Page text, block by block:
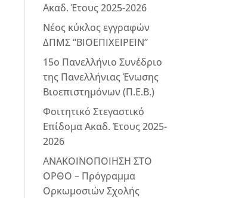
Ακαδ. Έτους 2025-2026
Νέος κύκλος εγγραφών
ΔΠΜΣ “ΒΙΟΕΠΙΧΕΙΡΕΙΝ”
15ο Πανελλήνιο Συνέδριο
της Πανελλήνιας Ένωσης
Βιοεπιστημόνων (Π.Ε.Β.)
Φοιτητικό Στεγαστικό
Επίδομα Ακαδ. Έτους 2025-
2026
ΑΝΑΚΟΙΝΟΠΟΙΗΣΗ ΣΤΟ
ΟΡΘΟ – Πρόγραμμα
Ορκωμοσιών Σχολής